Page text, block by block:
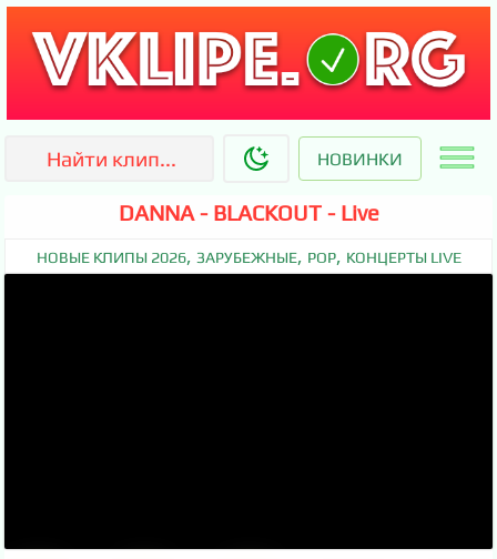
НОВИНКИ
DANNA - BLACKOUT - Live
НОВЫЕ КЛИПЫ 2026, ЗАРУБЕЖНЫЕ, POP, КОНЦЕРТЫ LIVE